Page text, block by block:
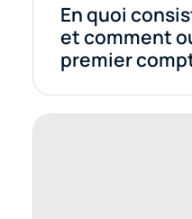
En quoi
et comment
premier